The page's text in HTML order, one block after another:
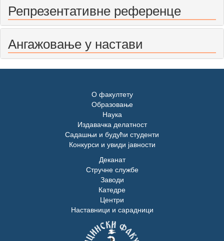
Репрезентативне референце
Ангажовање у настави
О факултету
Образовање
Наука
Издавачка делатност
Садашњи и будући студенти
Конкурси и увиди јавности
Деканат
Стручне службе
Заводи
Катедре
Центри
Наставници и сарадници